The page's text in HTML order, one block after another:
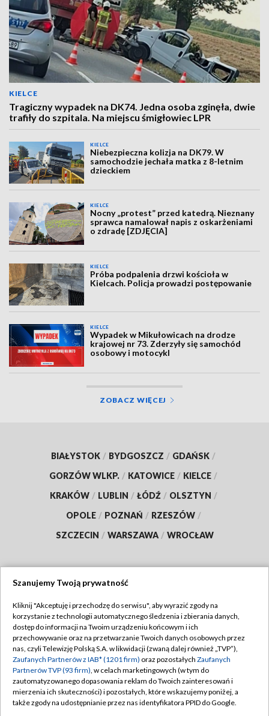
KIELCE
Tragiczny wypadek na DK74. Jedna osoba zginęła, dwie
trafiły do szpitala. Na miejscu śmigłowiec LPR
KIELCE
Niebezpieczna kolizja na DK79. W
samochodzie jechała matka z 8-letnim
dzieckiem
KIELCE
Nocny „protest” przed katedrą. Nieznany
sprawca namalował napis z oskarżeniami
o zdradę [ZDJĘCIA]
KIELCE
Próba podpalenia drzwi kościoła w
Kielcach. Policja prowadzi postępowanie
KIELCE
Wypadek w Mikułowicach na drodze
krajowej nr 73. Zderzyły się samochód
osobowy i motocykl
ZOBACZ WIĘCEJ
BIAŁYSTOK / BYDGOSZCZ / GDAŃSK /
GORZÓW WLKP. / KATOWICE / KIELCE /
KRAKÓW / LUBLIN / ŁÓDŹ / OLSZTYN /
OPOLE / POZNAŃ / RZESZÓW /
SZCZECIN / WARSZAWA / WROCŁAW
TVP
Abonament TVP
Emisja w TVP
Centrum informacji TVP
Naziemna Telewizja Cyfrowa
Regulamin TVP
Polityka prywatności
Moje zgody
Pomoc
Szanujemy Twoją prywatność
Kliknij "Akceptuję i przechodzę do serwisu", aby wyrazić zgody na
korzystanie z technologii automatycznego śledzenia i zbierania danych,
dostęp do informacji na Twoim urządzeniu końcowym i ich
przechowywanie oraz na przetwarzanie Twoich danych osobowych przez
nas, czyli Telewizję Polską S.A. w likwidacji (zwaną dalej również „TVP”),
Zaufanych Partnerów z IAB* (1201 firm) oraz pozostałych Zaufanych
Partnerów TVP (93 firm), w celach marketingowych (w tym do
zautomatyzowanego dopasowania reklam do Twoich zainteresowań i
mierzenia ich skuteczności) i pozostałych, które wskazujemy poniżej, a
także zgody na udostępnianie przez nas identyfikatora PPID do Google.